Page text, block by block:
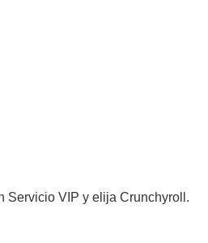
Servicio VIP y elija Crunchyroll.